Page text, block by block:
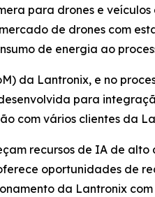
para drones e veículos
de drones com
de energia ao
da Lantronix, e no
para
com vários clientes da
recursos de IA de
oportunidades de
da Lantronix